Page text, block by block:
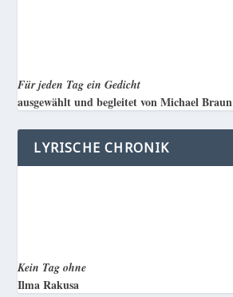
Für jeden Tag ein Gedicht
ausgewählt und begleitet von Michael Braun
LYRISCHE CHRONIK
Kein Tag ohne
Ilma Rakusa